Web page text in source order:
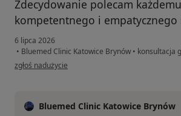
Zdecydowanie polecam
kompetentnego i empatycznego
6 lipca 2026
• Bluemed Clinic Katowice Brynów • konsultacja
w opinii użytkownika Aleksandra
zgłoś nadużycie
Bluemed Clinic Katowice Brynów